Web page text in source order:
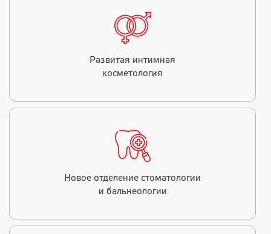
Развитая интимная
косметология
Новое отделение стоматологии
и бальнеологии